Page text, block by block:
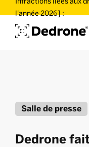
l'année 2026] :
Salle de presse
Dedrone